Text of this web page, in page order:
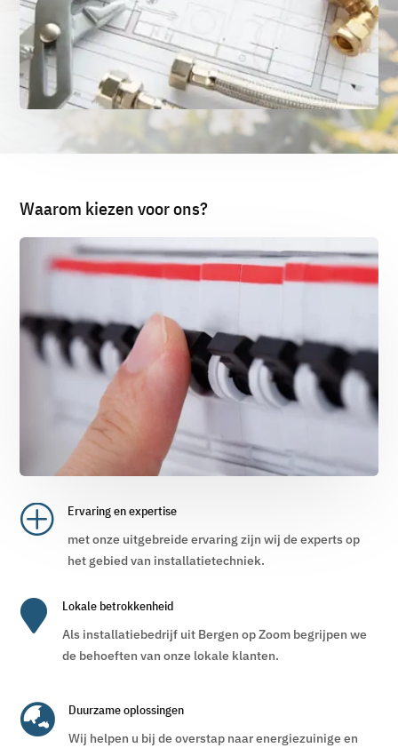
Waarom kiezen voor ons?
P
Ervaring en expertise
met onze uitgebreide ervaring zijn wij de experts op
het gebied van installatietechniek.

Lokale betrokkenheid
Als installatiebedrijf uit Bergen op Zoom begrijpen we
de behoeften van onze lokale klanten.

Duurzame oplossingen
Wij helpen u bij de overstap naar energiezuinige en